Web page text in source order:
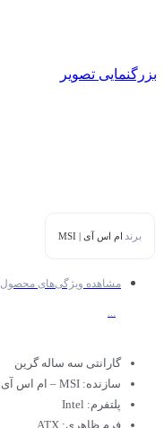
بزرگنمایی تصویر
برند ام اس آی | MSI
مشاهده ویژگی‌های محصول
گارانتی سه ساله گرین
سازنده: MSI – ام اس آی
پلتفرم: Intel
فرم ظاهری: ATX